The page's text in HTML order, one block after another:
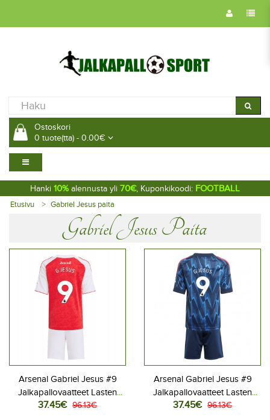
Ostoskori
0 tuote(tta) - 0.00€
Hanki 10% alennusta yli 70€, Kuponkikoodi: FOOTBALL
Etusivu Gabriel Jesus paita
Gabriel Jesus Paita
Arsenal Gabriel Jesus #9
Jalkapallovaatteet Lasten
Kotipeliasu 2025-26
37.45€ 96.13€
Arsenal Gabriel Jesus #9
Jalkapallovaatteet Lasten
Vieraspeliasu 2025-26
37.45€ 96.13€